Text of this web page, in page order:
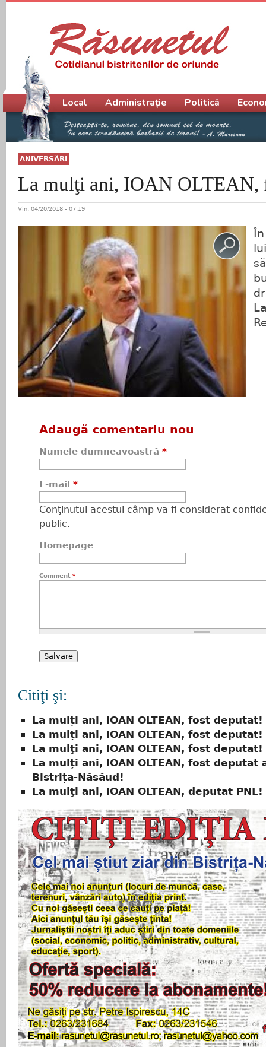
ANIVERSĂRI
La mulţi ani, IOAN OLTEAN,
Vin, 04/20/2018 - 07:19
Adaugă comentariu nou
Numele dumneavoastră *
E-mail *
Conţinutul acestui câmp va fi considerat
public.
Homepage
Comment *
Citiţi şi:
La mulți ani, IOAN OLTEAN, fost deputat!
La mulți ani, IOAN OLTEAN, fost deputat!
La mulţi ani, IOAN OLTEAN, fost deputat!
La mulți ani, IOAN OLTEAN, fost deputat
Bistrița-Năsăud!
La mulţi ani, IOAN OLTEAN, deputat PNL!
Meniu principal
Local Administrație Politică